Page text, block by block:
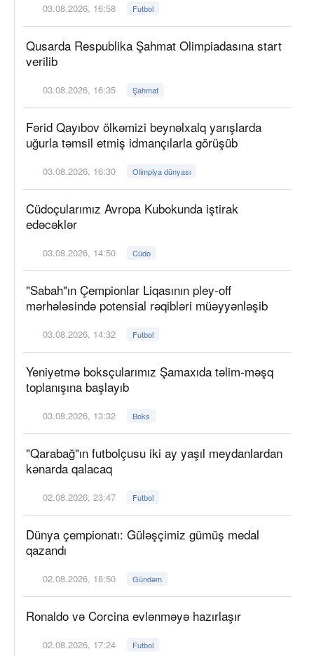
03.08.2026, 16:58 Futbol
Qusarda Respublika Şahmat Olimpiadasına start
verilib
03.08.2026, 16:35 Şahmat
Fərid Qayıbov ölkəmizi beynəlxalq yarışlarda
uğurla təmsil etmiş idmançılarla görüşüb
03.08.2026, 16:30 Olimpiya dünyası
Cüdoçularımız Avropa Kubokunda iştirak
edəcəklər
03.08.2026, 14:50 Cüdo
"Sabah"ın Çempionlar Liqasının pley-off
mərhələsində potensial rəqibləri müəyyənləşib
03.08.2026, 14:32 Futbol
Yeniyetmə boksçularımız Şamaxıda təlim-məşq
toplanışına başlayıb
03.08.2026, 13:32 Boks
"Qarabağ"ın futbolçusu iki ay yaşıl meydanlardan
kənarda qalacaq
02.08.2026, 23:47 Futbol
Dünya çempionatı: Güləşçimiz gümüş medal
qazandı
02.08.2026, 18:50 Gündəm
Ronaldo və Corcina evlənməyə hazırlaşır
02.08.2026, 17:24 Futbol